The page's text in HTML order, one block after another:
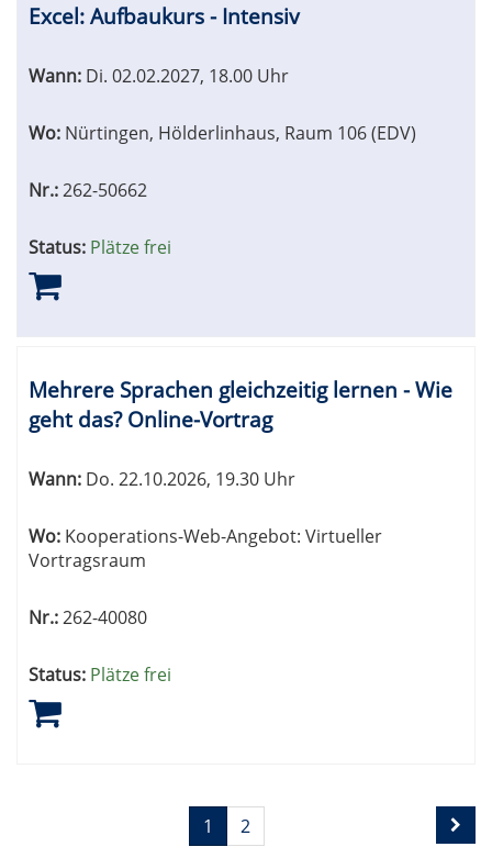
Excel: Aufbaukurs - Intensiv
Wann: Di. 02.02.2027, 18.00 Uhr
Wo: Nürtingen, Hölderlinhaus, Raum 106 (EDV)
Nr.:262-50662
Status: Plätze frei
Mehrere Sprachen gleichzeitig lernen - Wie
geht das? Online-Vortrag
Wann: Do. 22.10.2026, 19.30 Uhr
Wo: Kooperations-Web-Angebot: Virtueller
Vortragsraum
Nr.:262-40080
Status: Plätze frei
Seiten
blättern
1 2